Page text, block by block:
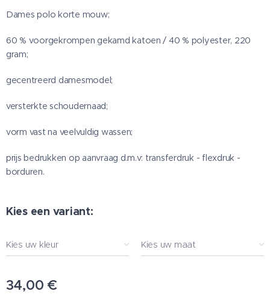
Dames polo korte mouw;
60 % voorgekrompen gekamd katoen / 40 % polyester, 220
gram;
gecentreerd damesmodel;
versterkte schoudernaad;
vorm vast na veelvuldig wassen;
prijs bedrukken op aanvraag d.m.v: transferdruk - flexdruk -
borduren.
Kies een variant:
Kies uw kleur Kies uw maat
34,00 €